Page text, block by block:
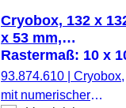
Cryobox, 132 x
x 53 mm,
Rastermaß: 10 x
für 100 Gefäße
93.874.610
Cryobox,
mit numerischer